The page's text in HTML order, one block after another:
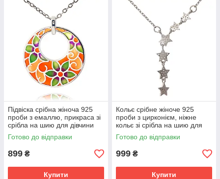
Підвіска срібна жіноча 925
проби з емаллю, прикраса зі
срібла на шию для дівчини
Готово до відправки
899 ₴
Купити
Кольє срібне жіноче 925
проби з цирконієм, ніжне
кольє зі срібла на шию для
дівчини
Готово до відправки
999 ₴
Купити